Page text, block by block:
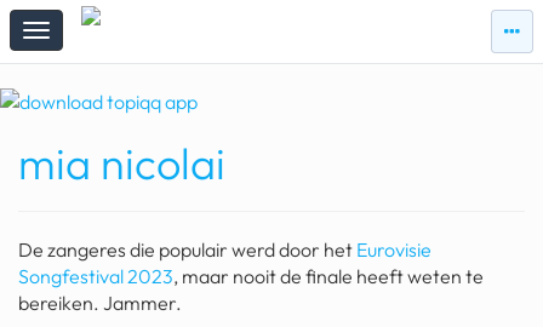
zie
topiqqs
zie
#vandaag
Topiqqs Reacties
ark van noach
mia nicolai
De zangeres die populair werd door het Eurovisie
Songfestival 2023, maar nooit de finale heeft weten te
bereiken. Jammer.